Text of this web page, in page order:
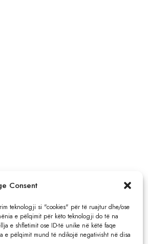
Consent
teknologji si "cookies" për të ruajtur dhe/ose
e pëlqimit për këto teknologji do të na
e shfletimit ose ID-të unike në këtë faqe
e pëlqimit mund të ndikojë negativisht në disa
Adresa: